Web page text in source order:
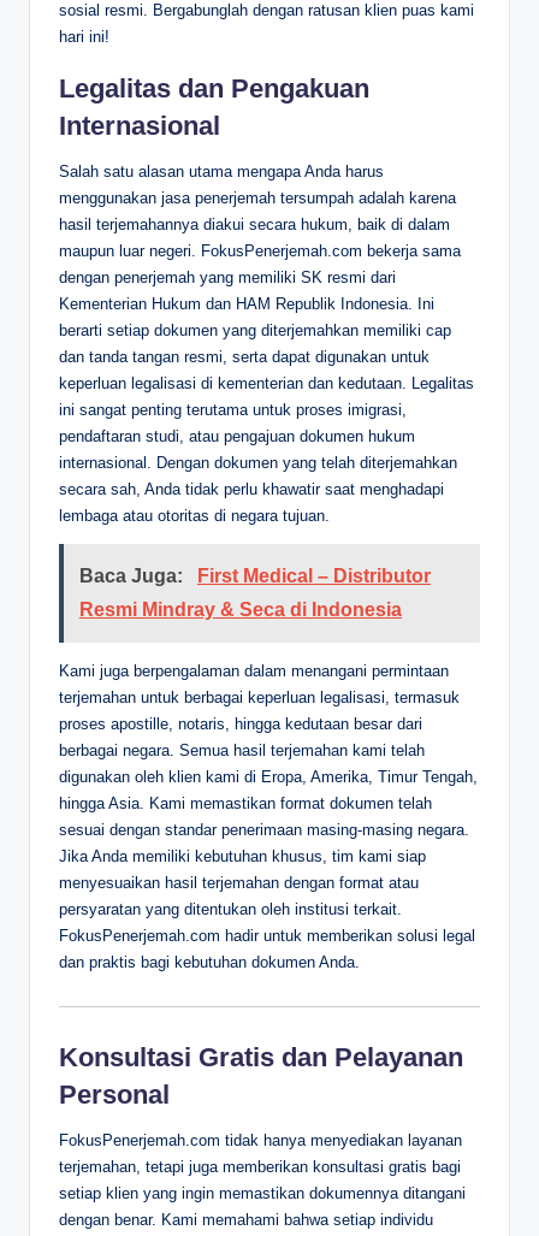
sosial resmi. Bergabunglah dengan ratusan klien puas kami
hari ini!
Legalitas dan Pengakuan
Internasional
Salah satu alasan utama mengapa Anda harus
menggunakan jasa penerjemah tersumpah adalah karena
hasil terjemahannya diakui secara hukum, baik di dalam
maupun luar negeri. FokusPenerjemah.com bekerja sama
dengan penerjemah yang memiliki SK resmi dari
Kementerian Hukum dan HAM Republik Indonesia. Ini
berarti setiap dokumen yang diterjemahkan memiliki cap
dan tanda tangan resmi, serta dapat digunakan untuk
keperluan legalisasi di kementerian dan kedutaan. Legalitas
ini sangat penting terutama untuk proses imigrasi,
pendaftaran studi, atau pengajuan dokumen hukum
internasional. Dengan dokumen yang telah diterjemahkan
secara sah, Anda tidak perlu khawatir saat menghadapi
lembaga atau otoritas di negara tujuan.
Baca Juga:
First Medical – Distributor
Resmi Mindray & Seca di Indonesia
Kami juga berpengalaman dalam menangani permintaan
terjemahan untuk berbagai keperluan legalisasi, termasuk
proses apostille, notaris, hingga kedutaan besar dari
berbagai negara. Semua hasil terjemahan kami telah
digunakan oleh klien kami di Eropa, Amerika, Timur Tengah,
hingga Asia. Kami memastikan format dokumen telah
sesuai dengan standar penerimaan masing-masing negara.
Jika Anda memiliki kebutuhan khusus, tim kami siap
menyesuaikan hasil terjemahan dengan format atau
persyaratan yang ditentukan oleh institusi terkait.
FokusPenerjemah.com hadir untuk memberikan solusi legal
dan praktis bagi kebutuhan dokumen Anda.
Konsultasi Gratis dan Pelayanan
Personal
FokusPenerjemah.com tidak hanya menyediakan layanan
terjemahan, tetapi juga memberikan konsultasi gratis bagi
setiap klien yang ingin memastikan dokumennya ditangani
dengan benar. Kami memahami bahwa setiap individu